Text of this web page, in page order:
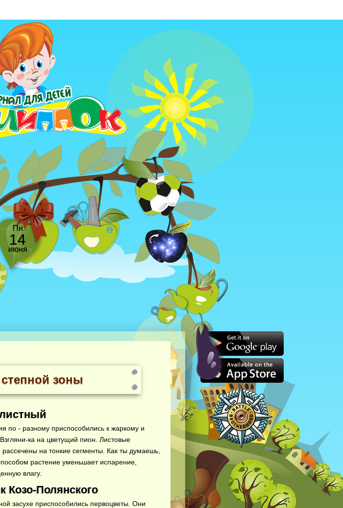
Пн
14
июня
зоны
по - разному приспособились к жаркому и
ка на цветущий пион. Листовые
рассечены на тонкие сегменты. Как ты думаешь,
растение уменьшает испарение,
влагу.
Козо-Полянского
засухе приспособились первоцветы. Они